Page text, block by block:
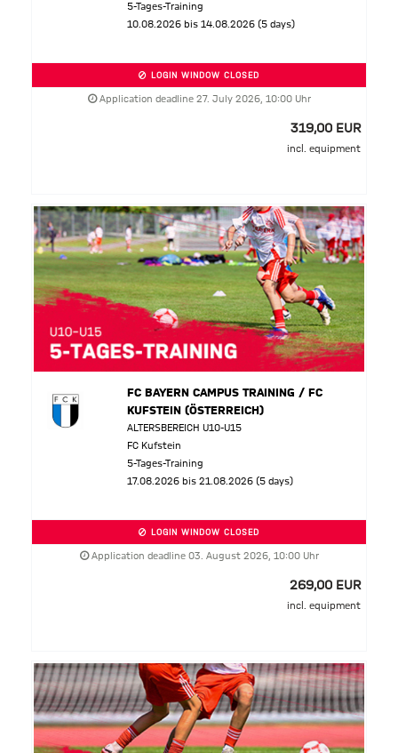
5-Tages-Training
10.08.2026 bis 14.08.2026 (5 days)
LOGIN WINDOW CLOSED
Application deadline 27. July 2026, 10:00 Uhr
319,00 EUR
incl. equipment
FC BAYERN CAMPUS TRAINING / FC
KUFSTEIN (ÖSTERREICH)
ALTERSBEREICH U10-U15
FC Kufstein
5-Tages-Training
17.08.2026 bis 21.08.2026 (5 days)
LOGIN WINDOW CLOSED
Application deadline 03. August 2026, 10:00 Uhr
269,00 EUR
incl. equipment